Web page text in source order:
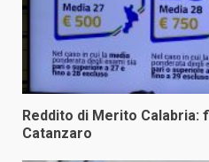
Reddito di Merito
Catanzaro